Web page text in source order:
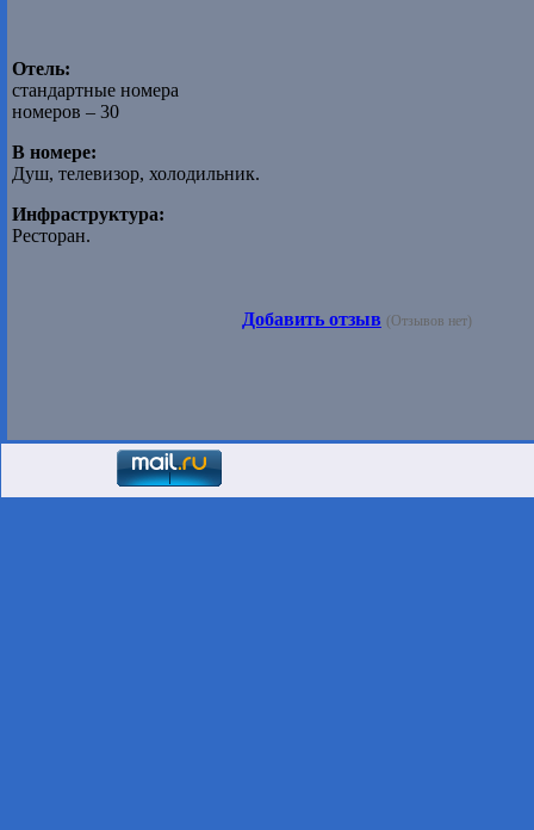
Отель:
стандартные номера
номеров – 30
В номере:
Душ, телевизор, холодильник.
Инфраструктура:
Ресторан.
Добавить отзыв (Отзывов нет)